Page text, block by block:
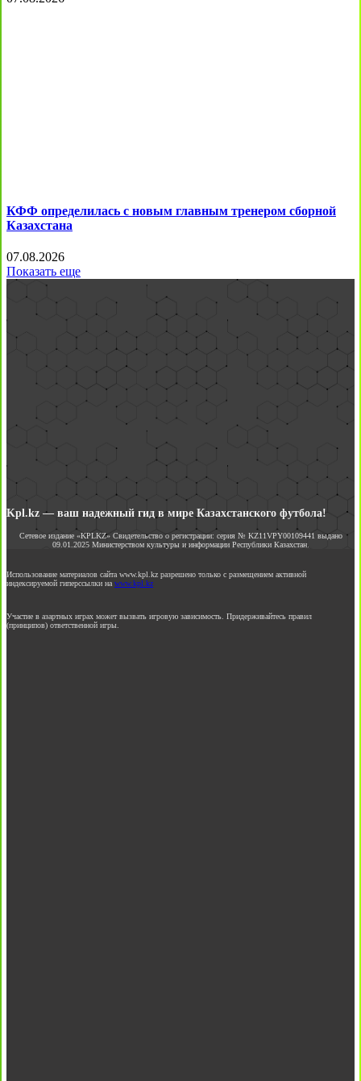
КФФ определилась с новым главным тренером сборной
Казахстана
07.08.2026
Показать еще
Kpl.kz — ваш надежный гид в мире Казахстанского футбола!
Сетевое издание «KPLKZ» Свидетельство о регистрации: серия № KZ11VPY00109441 выдано
09.01.2025 Министерством культуры и информации Республики Казахстан.
Использование материалов сайта www.kpl.kz разрешено только с размещением активной
индексируемой гиперссылки на www.kpl.kz
Участие в азартных играх может вызвать игровую зависимость. Придерживайтесь правил
(принципов) ответственной игры.